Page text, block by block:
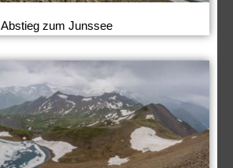
Abstieg zum Junssee